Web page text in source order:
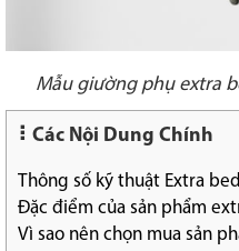
Mẫu giường phụ extra
Các Nội Dung Chính
Thông số kỹ thuật Extra
Đặc điểm của sản phẩm
Vì sao nên chọn mua sản